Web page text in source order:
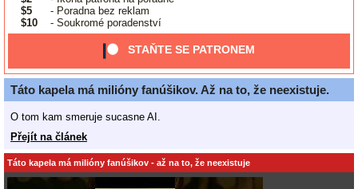
$5
- Poradna bez reklam
$10
- Soukromé poradenství
STAŇTE SE PATRONEM
Táto kapela má milióny fanúšikov. Až na to, že neexistuje.
O tom kam smeruje sucasne AI.
Přejít na článek
Táto kapela má milióny fanúšikov - až na to, že neexistuje